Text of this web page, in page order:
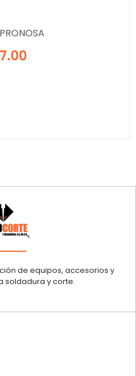
PRONOSA
de equipos, accesorios y
soldadura y corte.